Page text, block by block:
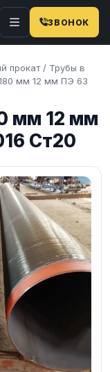
ЗВОНОК
прокат / Трубы в
мм 12 мм ПЭ 63
мм 12 мм
Ст20